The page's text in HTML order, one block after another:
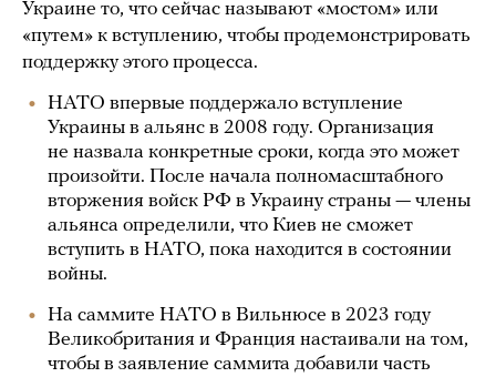
Украине то, что сейчас называют «мостом» или
«путем» к вступлению, чтобы продемонстрировать
поддержку этого процесса.
НАТО впервые поддержало вступление
Украины в альянс в 2008 году. Организация
не назвала конкретные сроки, когда это может
произойти. После начала полномасштабного
вторжения войск РФ в Украину страны — члены
альянса определили, что Киев не сможет
вступить в НАТО, пока находится в состоянии
войны.
На саммите НАТО в Вильнюсе в 2023 году
Великобритания и Франция настаивали на том,
чтобы в заявление саммита добавили часть